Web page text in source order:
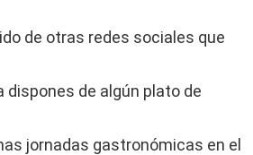
de otras redes sociales que
dispones de algún plato de
jornadas gastronómicas en el